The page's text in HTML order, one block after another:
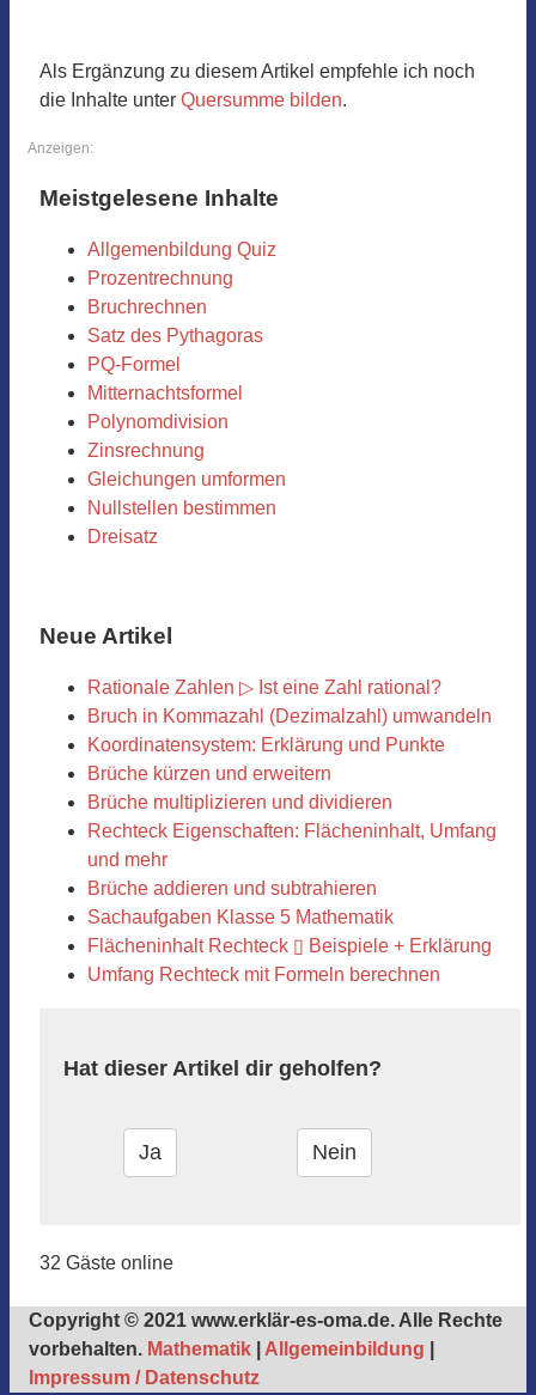
Als Ergänzung zu diesem Artikel empfehle ich noch
die Inhalte unter Quersumme bilden.
Anzeigen:
Meistgelesene Inhalte
Allgemenbildung Quiz
Prozentrechnung
Bruchrechnen
Satz des Pythagoras
PQ-Formel
Mitternachtsformel
Polynomdivision
Zinsrechnung
Gleichungen umformen
Nullstellen bestimmen
Dreisatz
Neue Artikel
Rationale Zahlen ▷ Ist eine Zahl rational?
Bruch in Kommazahl (Dezimalzahl) umwandeln
Koordinatensystem: Erklärung und Punkte
Brüche kürzen und erweitern
Brüche multiplizieren und dividieren
Rechteck Eigenschaften: Flächeninhalt, Umfang
und mehr
Brüche addieren und subtrahieren
Sachaufgaben Klasse 5 Mathematik
Flächeninhalt Rechteck ▯ Beispiele + Erklärung
Umfang Rechteck mit Formeln berechnen
Hat dieser Artikel dir geholfen?
32 Gäste online
Copyright © 2021 www.erklär-es-oma.de. Alle Rechte
vorbehalten. Mathematik Allgemeinbildung
Impressum / Datenschutz